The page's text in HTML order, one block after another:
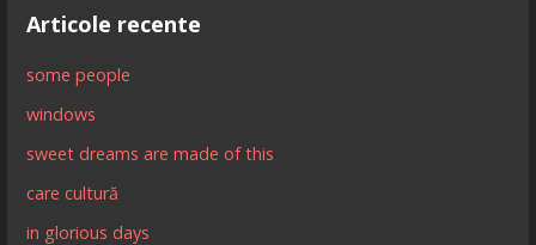
Articole recente
some people
windows
sweet dreams are made of this
care cultură
in glorious days